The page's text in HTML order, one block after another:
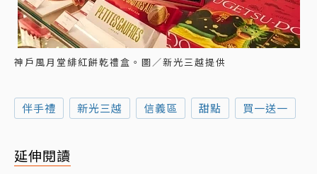
神戶風月堂緋紅餅乾禮盒。圖／新光三越提供
伴手禮 新光三越 信義區 甜點 買一送一
延伸閱讀